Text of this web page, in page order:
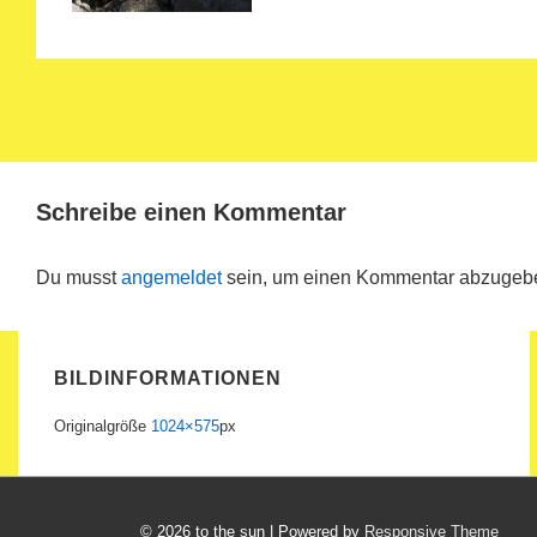
Schreibe einen Kommentar
Du musstangemeldetsein, um einen Kommentar
BILDINFORMATIONEN
Originalgröße 1024×575px
© 2026 to the sun | Powered by Responsive Theme